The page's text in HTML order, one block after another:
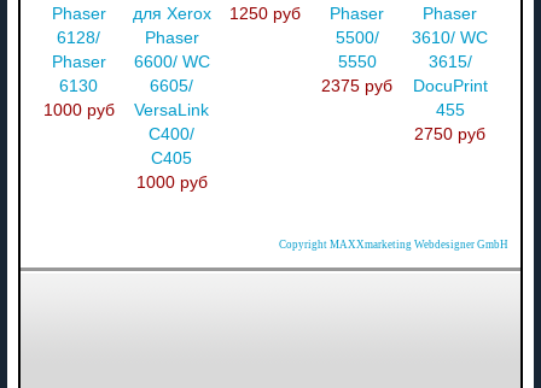
Phaser
6128/
Phaser
6130
1000 руб
для Xerox
Phaser
6600/ WC
6605/
VersaLink
C400/
C405
1000 руб
1250 руб
Phaser
5500/
5550
2375 руб
Phaser
3610/ WC
3615/
DocuPrint
455
2750 руб
Copyright MAXXmarketing Webdesigner GmbH